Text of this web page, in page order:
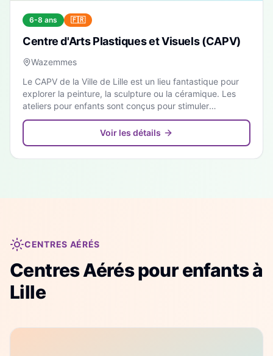
6-8 ans 🇫🇷
Centre d'Arts Plastiques et Visuels (CAPV)
Wazemmes
Le CAPV de la Ville de Lille est un lieu fantastique pour
explorer la peinture, la sculpture ou la céramique. Les
ateliers pour enfants sont conçus pour stimuler
l'imagination dans une ambiance conviviale.
Voir les détails
CENTRES AÉRÉS
Centres Aéréspour enfants à
Lille